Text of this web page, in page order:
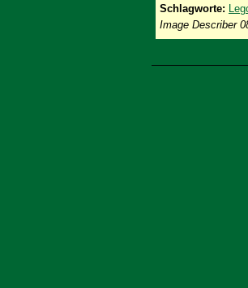
Schlagworte:
Image Describer